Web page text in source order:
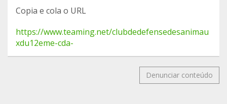
Copia e cola o URL
https://www.teaming.net/clubdedefensedesanimau
xdu12eme-cda-
Denunciar conteúdo